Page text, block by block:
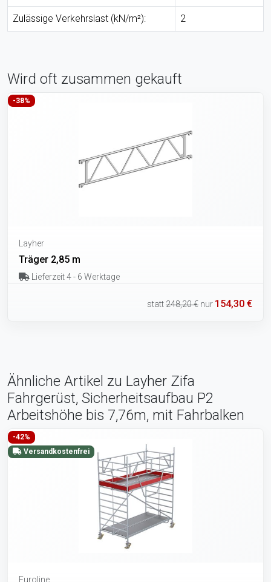
Zulässige Verkehrslast (kN/m²): 2
Wird oft zusammen gekauft
-38%
Layher
Träger 2,85 m
Lieferzeit 4 - 6 Werktage
statt248,20 € nur 154,30 €
Ähnliche Artikel zu Layher Zifa
Fahrgerüst, Sicherheitsaufbau P2
Arbeitshöhe bis 7,76m, mit Fahrbalken
-42%
Versandkostenfrei
Euroline